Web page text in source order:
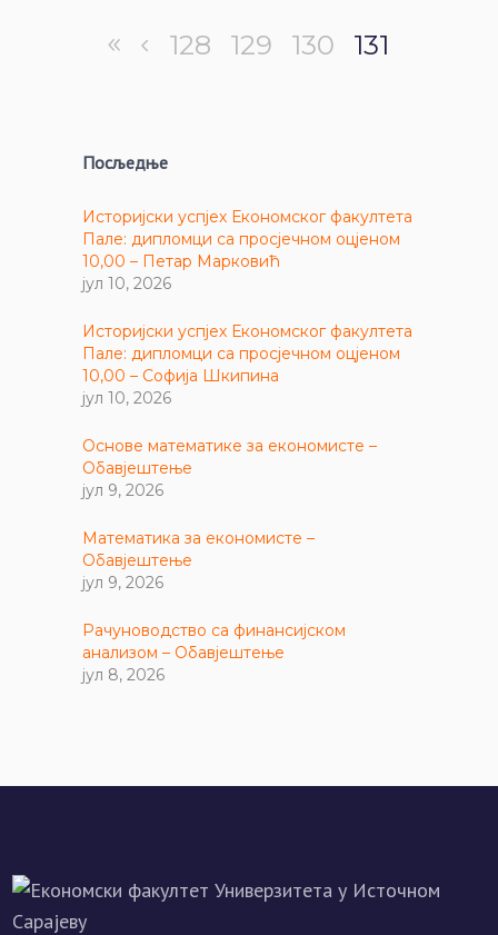
128 129 130 131
Посљедње
Историјски успјех Економског факултета
Пале: дипломци са просјечном оцјеном
10,00 – Петар Марковић
јул 10, 2026
Историјски успјех Економског факултета
Пале: дипломци са просјечном оцјеном
10,00 – Софија Шкипина
јул 10, 2026
Основе математике за економисте –
Обавјештење
јул 9, 2026
Математика за економисте –
Обавјештење
јул 9, 2026
Рачуноводство са финансијском
анализом – Обавјештење
јул 8, 2026